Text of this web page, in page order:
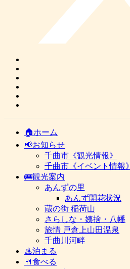
🏠ホーム
📢お知らせ
千曲市《観光情報》
千曲市《イベント情報》
🚌観光案内
あんずの里
あんず開花状況
蔵の街 稲荷山
さらしな・姨捨・八幡
旅情 戸倉上山田温泉
千曲川河畔
♨泊まる
🍴食べる